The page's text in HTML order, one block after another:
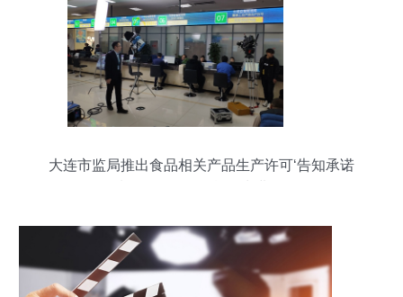
大连市监局推出食品相关产品生产许可‘告知承诺